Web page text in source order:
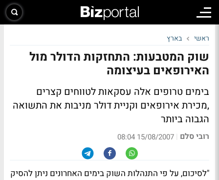
ראשי בארץ
שוק המטבעות: התחזקות הדולר מול
האירופאים בעיצומה
בימים טרופים אלה עסקאות לטווחים קצרים
,מכירת אירופאים וקניית דולר מניבות את התשואה
הגבוה ביותר
רובי סלם |
15/08/2007 08:04
"לסיכום, על פי התנהלות השוק בימים האחרונים ניתן להסיק